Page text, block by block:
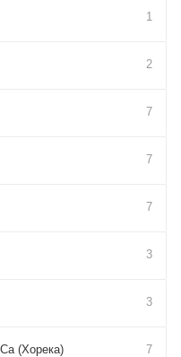
1
2
7
7
7
3
3
(Хорека) 7